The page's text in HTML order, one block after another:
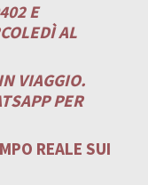
E
AL
VIAGGIO.
PER
REALE SUI